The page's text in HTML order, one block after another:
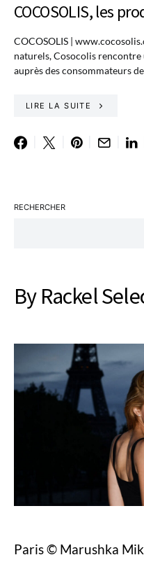
COCOSOLIS, les
COCOSOLIS |
naturels, Cosocolis
auprès des consommateurs
LIRE LA SUITE
RECHERCHER
By Rackel
Paris © Marushka